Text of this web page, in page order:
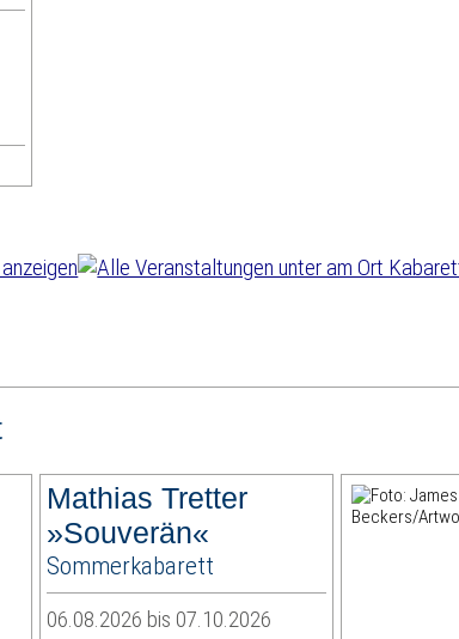
Mathias Tretter
»Souverän«
Sommerkabarett
06.08.2026 bis 07.10.2026